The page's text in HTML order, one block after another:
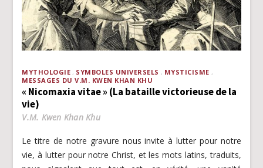
MYTHOLOGIE SYMBOLES UNIVERSELS
MYSTICISME
MESSAGES DU V.M. KWEN KHAN KHU
« Nicomaxia vitae » (La bataille victorieuse de la
vie)
V.M. Kwen Khan Khu
Le titre de notre gravure nous invite à lutter pour notre
vie, à lutter pour notre Christ, et les mots latins, traduits,